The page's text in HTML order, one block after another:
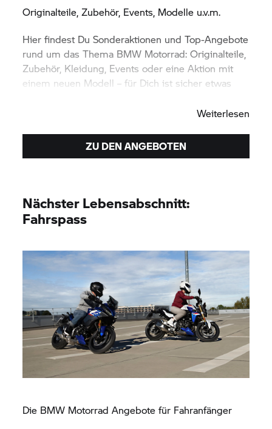
Originalteile, Zubehör, Events, Modelle u.v.m.
Hier findest Du Sonderaktionen und Top-Angebote
rund um das Thema BMW Motorrad: Originalteile,
Zubehör, Kleidung, Events oder eine Aktion mit
einem neuen Modell – für Dich ist sicher etwas
Weiterlesen
ZU DEN ANGEBOTEN
Nächster Lebensabschnitt:
Fahrspass
Die BMW Motorrad Angebote für Fahranfänger